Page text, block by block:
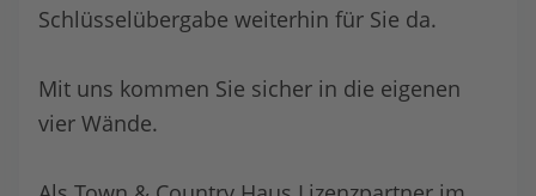
Schlüsselübergabe weiterhin für Sie da.
Mit uns kommen Sie sicher in die eigenen
vier Wände.